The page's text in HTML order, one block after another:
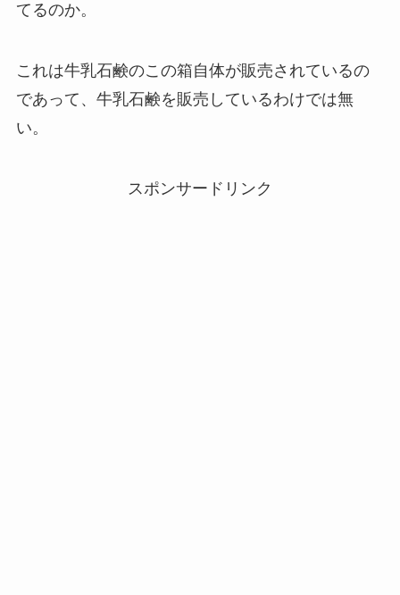
てるのか。
これは牛乳石鹸のこの箱自体が販売されているの
であって、牛乳石鹸を販売しているわけでは無
い。
スポンサードリンク